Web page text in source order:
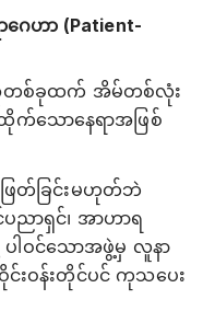
ေဟာ (Patient-
တစ်ခုထက် အိမ်တစ်လုံး
က်သောနေရာအဖြစ်
ြတ်ခြင်းမဟုတ်ဘဲ
ပညာရှင်၊ အာဟာရ
ါဝင်သောအဖွဲ့မှ လူနာ
းဝန်းတိုင်ပင် ကုသပေး